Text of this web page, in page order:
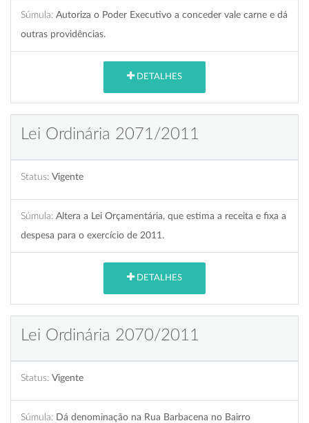
Súmula: Autoriza o Poder Executivo a conceder vale carne e dá
outras providências.
DETALHES
Lei Ordinária 2071/2011
Status: Vigente
Súmula: Altera a Lei Orçamentária, que estima a receita e fixa a
despesa para o exercício de 2011.
DETALHES
Lei Ordinária 2070/2011
Status: Vigente
Súmula: Dá denominação na Rua Barbacena no Bairro